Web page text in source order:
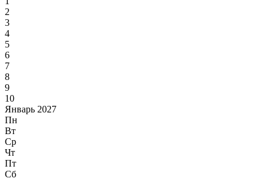
2
3
4
5
6
7
8
9
10
Январь 2027
Пн
Вт
Ср
Чт
Пт
Сб